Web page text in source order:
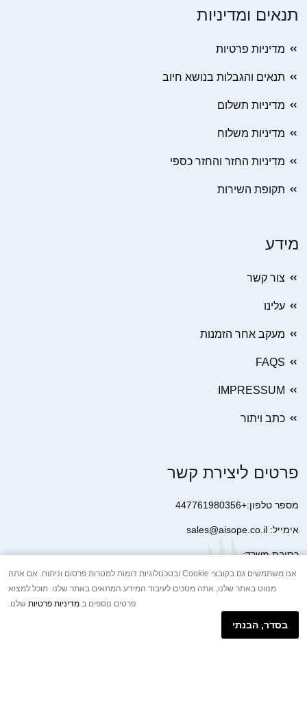
תנאים ומדיניות
מדיניות פרטיות
תנאים והגבלות בנושא חיוב
מדיניות תשלום
מדיניות משלוח
מדיניות החזר והחזר כספי
תקופת השירות
מידע
צור קשר
עלינו
מעקב אחר הזמנות
FAQS
IMPRESSUM
כתב ויתור
פרטים ליצירת קשר
מספר טלפון:+447761980356
אימייל: sales@aisope.co.il
כתובת משרד:
41 Devonshire Street Ground Floor Office 1 London W1G 7AJ
United Kingdom
+44 7410 2065017
הודעת וואטסאפ באינטרנט
אנו משתמשים גם בקובצי Cookie ובטכנולוגיות דומות למטרות פרסום וניתוח. אם אתה
מנווט באתר שלנו, אתה מסכים לעיבוד המידע המתאים באתר שלנו. תוכל למצוא
פרטים נוספים ב מדיניות פרטיות שלנו.
בסדר, הבנתי